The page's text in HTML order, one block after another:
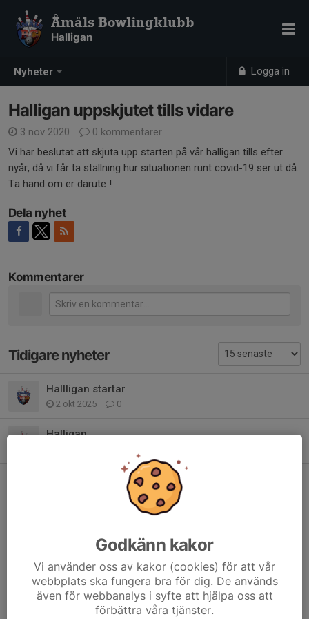
Nyheter Logga in
Åmåls Bowlingklubb
Halligan
Halligan uppskjutet tills vidare
3 nov 2020
0 kommentarer
Vi har beslutat att skjuta upp starten på vår halligan tills efter
nyår, då vi får ta ställning hur situationen runt covid-19 ser ut då.
Ta hand om er därute !
Dela nyhet
Kommentarer
Tidigare nyheter
Hallligan startar
2 okt 2025 0
Halligan
Hallligan 2022/23
0
11 okt 2022 0
Avslutning Halligan 2022
28 mar 2022 2
Halligan januari 2022
Godkänn kakor
Vi använder oss av kakor (cookies) för att vår
webbplats ska fungera bra för dig. De används
även för webbanalys i syfte att hjälpa oss att
förbättra våra tjänster.